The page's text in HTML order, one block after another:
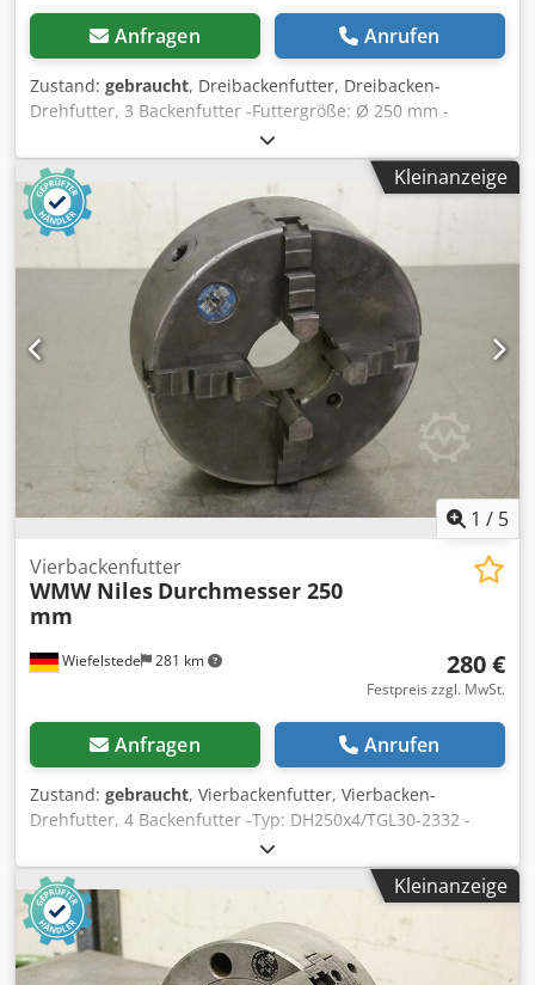
Anfragen Anrufen
Zustand: gebraucht, Dreibackenfutter, Dreibacken-
Drehfutter, 3 Backenfutter -Futtergröße: Ø 250 mm -
Kurzkegel: 6 -Durchlass: Ø 80 mm Dsdpfxed Iraze Aigjck -
Gewicht: 25,9 kg
Kleinanzeige
1 / 5
Wiefelstede 281 km
Vierbackenfutter
WMW Niles Durchmesser 250
mm
280 €
Festpreis zzgl. MwSt.
Anfragen Anrufen
Zustand: gebraucht, Vierbackenfutter, Vierbacken-
Drehfutter, 4 Backenfutter -Typ: DH250x4/TGL30-2332 -
Futtergröße: Ø 250 mm Dedpfxjdrwlxs Aigeck -Durchlass: Ø
80 mm -Rezess: Ø 210 mm -Lochkreis: Ø 230 mm -Anzahl:
3x vorhanden -Preis: pro Stück -Gewicht: 18 kgKleinanzeige